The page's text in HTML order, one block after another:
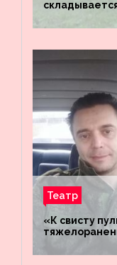
«Восток»
Театр
«К свисту
четыре
поле